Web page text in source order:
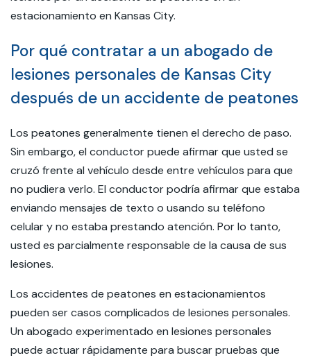
estacionamiento en Kansas City.
Por qué contratar a un abogado de
lesiones personales de Kansas City
después de un accidente de peatones
Los peatones generalmente tienen el derecho de paso.
Sin embargo, el conductor puede afirmar que usted se
cruzó frente al vehículo desde entre vehículos para que
no pudiera verlo. El conductor podría afirmar que estaba
enviando mensajes de texto o usando su teléfono
celular y no estaba prestando atención. Por lo tanto,
usted es parcialmente responsable de la causa de sus
lesiones.
Los accidentes de peatones en estacionamientos
pueden ser casos complicados de lesiones personales.
Un abogado experimentado en lesiones personales
puede actuar rápidamente para buscar pruebas que